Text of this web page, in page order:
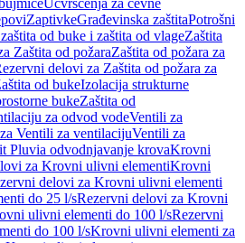
Učvršćenja za cevne
ZaptivkeGrađevinska zaštitaPotrošni
od buke i zaštita od vlageZaštita
Zaštita od požaraZaštita od požara za
delovi za Zaštita od požara za
od bukeIzolacija strukturne
bukeZaštita od
za odvod vodeVentili za
Ventili za ventilacijuVentili za
Pluvia odvodnjavanje krovaKrovni
za Krovni ulivni elementiKrovni
delovi za Krovni ulivni elementi
do 25 l/sRezervni delovi za Krovni
ulivni elementi do 100 l/sRezervni
do 100 l/sKrovni ulivni elementi za